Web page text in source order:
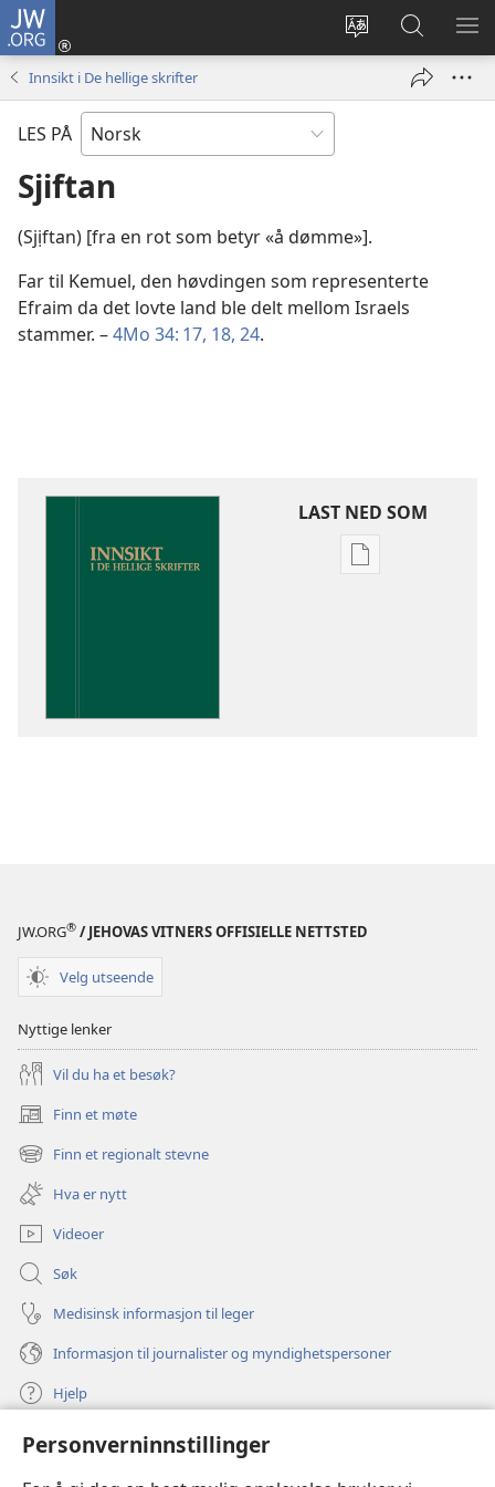
Personverninnstillinger
JW.ORG
Endre
Logg
inn
vindu)
Søk
på
JW.ORG
VIS
Innsikt i De hellige skrifter
LES PÅ
Sjiftan
(Sjịftan) [fra en rot som betyr «å dømme»].
Far til Kemuel, den høvdingen som representerte
Efraim da det lovte land ble delt mellom Israels
stammer. –4Mo 34: 17, 18, 24.
LAST NED SOM
JW.ORG® / JEHOVAS VITNERS OFFISIELLE NETTSTED
Velg utseende
Nyttige lenker
Vil du ha et besøk?
Finn et møte
(åpner
nytt
vindu)
Finn et regionalt stevne
(åpner
nytt
vindu)
Hva er nytt
Videoer
Søk
Medisinsk informasjon til leger
Informasjon til journalister og myndighetspersoner
Hjelp
Bidrag
(åpner
nytt